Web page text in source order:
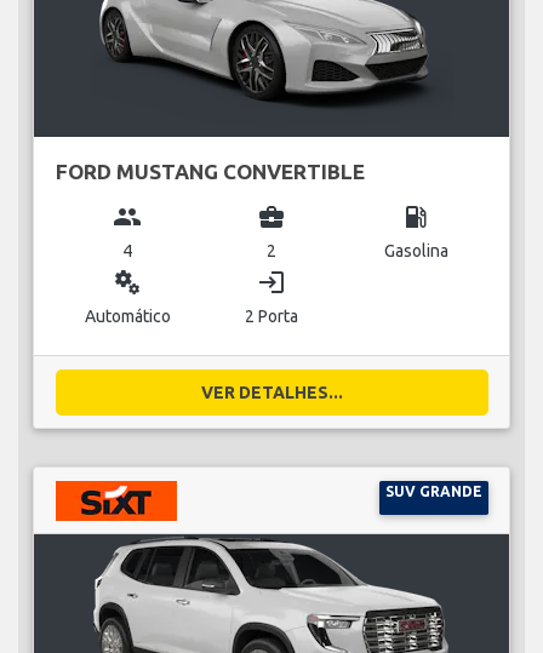
FORD MUSTANG CONVERTIBLE
group
4
business_center
2
local_gas_station
Gasolina
miscellaneous_services
Automático
login
2 Porta
VER DETALHES...
SUV GRANDE